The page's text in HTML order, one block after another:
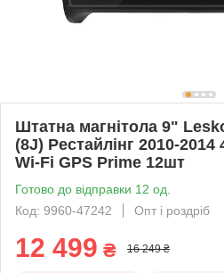
Штатна магнітола 9"
(8J) Рестайлінг 2010-
Wi-Fi GPS Prime 12шт
Готово до відправки 12 од.
Код: 9960-47242
Опт і роздріб
12 499 ₴ 16 249 ₴